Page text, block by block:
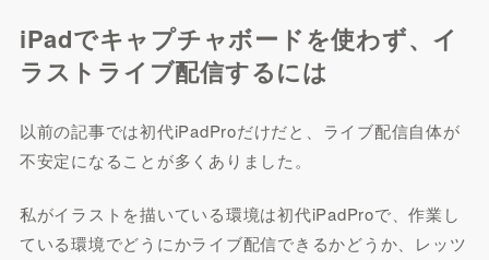
iPadでキャプチャボードを使わず、イ
ラストライブ配信するには
以前の記事では初代iPadProだけだと、ライブ配信自体が
不安定になることが多くありました。
私がイラストを描いている環境は初代iPadProで、作業し
ている環境でどうにかライブ配信できるかどうか、レッツ